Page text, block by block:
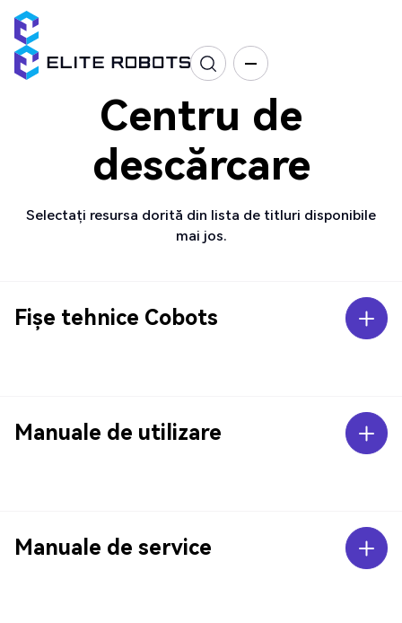
Centru de
descărcare
Selectați resursa dorită din lista de titluri disponibile
mai jos.
Fișe tehnice Cobots
Manuale de utilizare
Manuale de service